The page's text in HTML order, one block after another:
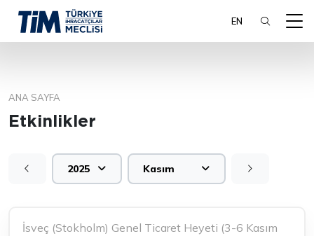
EN
ANA SAYFA
Etkinlikler
2025 Kasım
İsveç (Stokholm) Genel Ticaret Heyeti (3-6 Kasım